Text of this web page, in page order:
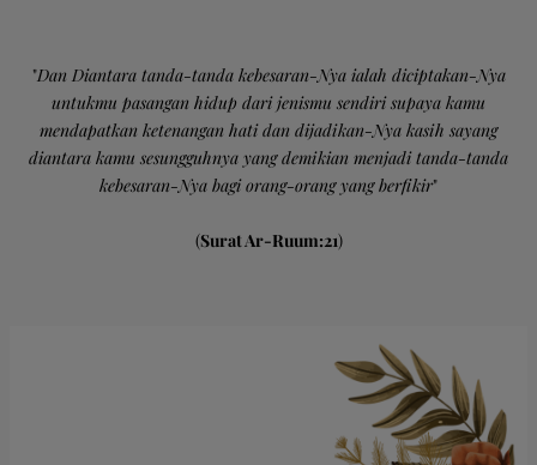
"Dan Diantara tanda-tanda kebesaran-Nya ialah diciptakan-Nya
untukmu pasangan hidup dari jenismu sendiri supaya kamu
mendapatkan ketenangan hati dan dijadikan-Nya kasih sayang
diantara kamu sesungguhnya yang demikian menjadi tanda-tanda
kebesaran-Nya bagi orang-orang yang berfikir"
(Surat Ar-Ruum:21)